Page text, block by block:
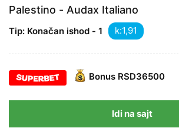
Palestino - Audax Italiano
Tip: Konačan ishod - 1 k:
Bonus RSD36500
Idi na sajt